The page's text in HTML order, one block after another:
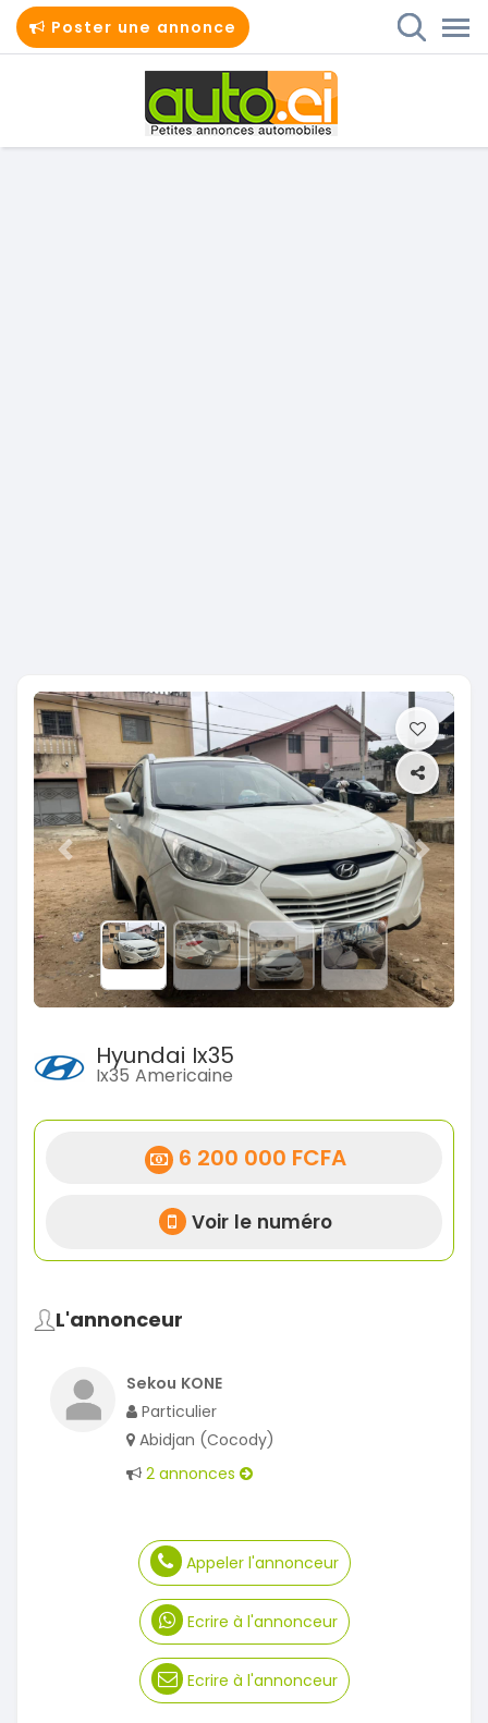
Poster une annonce
Previous Next
Hyundai Ix35
Ix35 Americaine
6 200 000 FCFA
Voir le numéro
L'annonceur
Sekou KONE
Particulier
Abidjan (Cocody)
2 annonces
Appeler l'annonceur
Ecrire à l'annonceur
Ecrire à l'annonceur